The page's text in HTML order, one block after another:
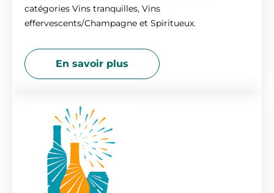
catégories Vins tranquilles, Vins
effervescents/Champagne et Spiritueux.
En savoir plus